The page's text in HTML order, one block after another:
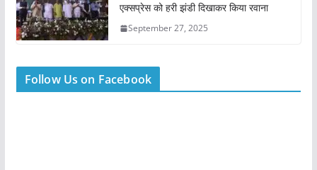
एक्सप्रेस को हरी झंडी दिखाकर किया रवाना
September 27, 2025
Follow Us on Facebook